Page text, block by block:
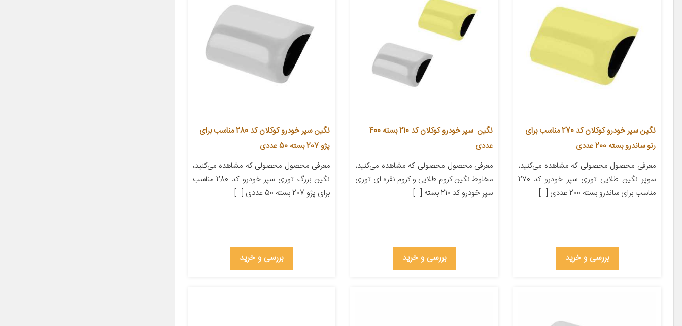
نگین سپر خودرو کوکلان کد 270 مناسب برای
رنو ساندرو بسته 200 عددی
معرفی محصول محصولی که مشاهده می‌کنید،
سوپر نگین طلایی توری سپر خودرو کد 270
مناسب برای ساندرو بسته 200 عددی […]
بررسی و خرید
نگین سپر خودرو کوکلان کد 210 بسته 400
عددی
معرفی محصول محصولی که مشاهده می‌کنید،
مخلوط نگین کروم طلایی و کروم نقره ای توری
سپر خودرو کد 210 بسته […]
بررسی و خرید
نگین سپر خودرو کوکلان کد 280 مناسب برای
پژو 207 بسته 50 عددی
معرفی محصول محصولی که مشاهده می‌کنید،
نگین بزرگ توری سپر خودرو کد 280 مناسب
برای پژو 207 بسته 50 عددی […]
بررسی و خرید